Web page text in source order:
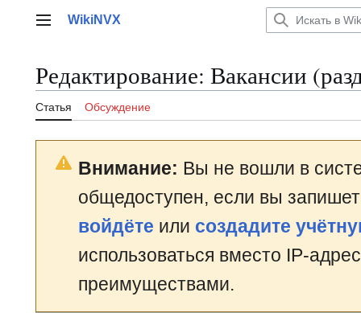
Главное меню
WikiNVX
Редактирование: Вакансии
Статья Обсуждение
Внимание: Вы не вошли в
общедоступен, если вы
войдёте или создадите
использоваться вместо IP-
преимуществами.